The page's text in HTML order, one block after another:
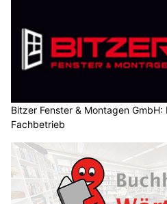
Bitzer Fenster & Montagen
Fachbetrieb